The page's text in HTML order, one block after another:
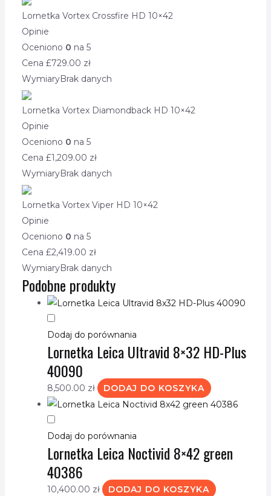
Lornetka Vortex Crossfire HD 10×42
Opinie
Oceniono 0 na 5
Cena £729.00 zł
WymiaryBrak danych
Lornetka Vortex Diamondback HD 10×42
Opinie
Oceniono 0 na 5
Cena £1,209.00 zł
WymiaryBrak danych
Lornetka Vortex Viper HD 10×42
Opinie
Oceniono 0 na 5
Cena £2,419.00 zł
WymiaryBrak danych
Podobne produkty
Dodaj do porównania
Lornetka Leica Ultravid 8×32 HD-Plus
40090
8,500.00 zł DODAJ DO KOSZYKA
Dodaj do porównania
Lornetka Leica Noctivid 8×42 green
40386
10,400.00 zł DODAJ DO KOSZYKA